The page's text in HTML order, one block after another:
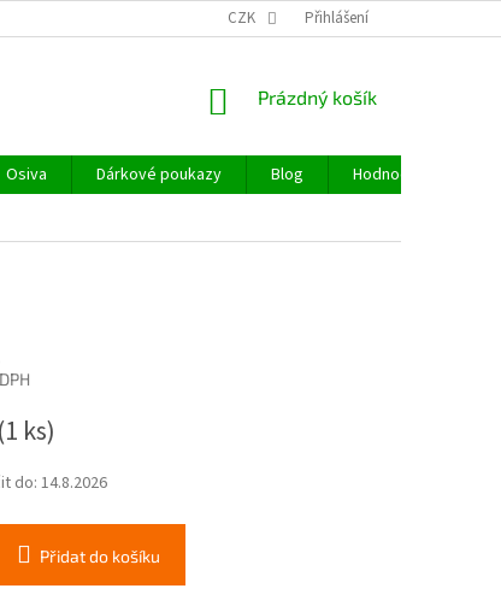
CZK Přihlášení
NÁKUPNÍ
Prázdný košík
Osiva Dárkové poukazy Blog
Hodnocení obchodu
(1 ks)
do: 14.8.2026
Přidat do košíku